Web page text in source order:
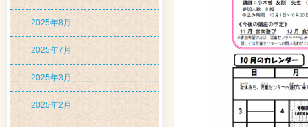
2025年8月
2025年7月
2025年3月
2025年2月